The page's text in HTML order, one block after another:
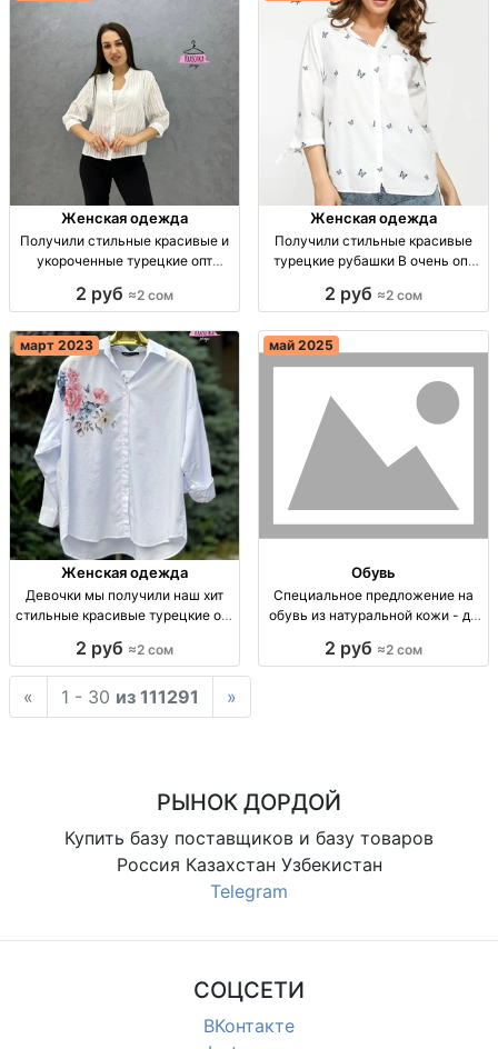
Женская одежда
Получили стильные красивые и
укороченные турецкие опт
2 руб ≈2 сом
Женская одежда
Получили стильные красивые
турецкие рубашки В очень опт
2 руб ≈2 сом
март 2023
Женская одежда
Девочки мы получили наш хит
стильные красивые турецкие опт
2 руб ≈2 сом
май 2025
Обувь
Специальное предложение на
обувь из натуральной кожи - до
кожа 77% скидка, 1800 сом.
2 руб ≈2 сом
« 1 - 30 из 111291 »
РЫНОК ДОРДОЙ
Купить базу поставщиков и базу товаров
Россия Казахстан Узбекистан
Telegram
СОЦСЕТИ
ВКонтакте